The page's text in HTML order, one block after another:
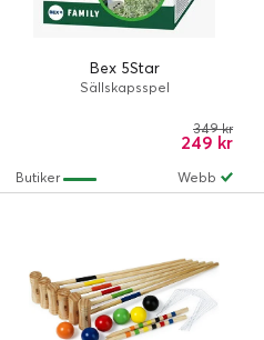
Bex 5Star
Sällskapsspel
249 kr
349 kr
Webb
Butiker